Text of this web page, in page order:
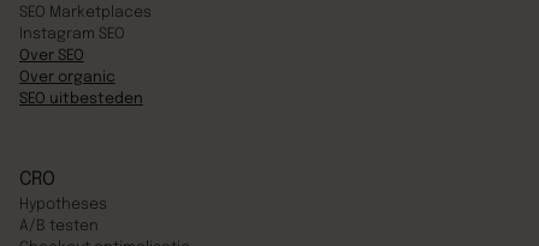
SEO Marketplaces
Instagram SEO
Over SEO
Over organic
SEO uitbesteden
CRO
Hypotheses
A/B testen